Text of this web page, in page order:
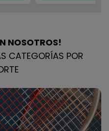
NOSOTROS!
CATEGORÍAS POR